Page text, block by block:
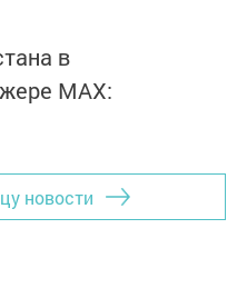
в
MАХ:
новости